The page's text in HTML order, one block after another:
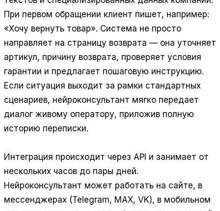
При первом обращении клиент пишет, например:
«Хочу вернуть товар». Система не просто
направляет на страницу возврата — она уточняет
артикул, причину возврата, проверяет условия
гарантии и предлагает пошаговую инструкцию.
Если ситуация выходит за рамки стандартных
сценариев, нейроконсультант мягко передает
диалог живому оператору, приложив полную
историю переписки.
Интеграция происходит через API и занимает от
нескольких часов до пары дней.
Нейроконсультант может работать на сайте, в
мессенджерах (Telegram, MAX, VK), в мобильном